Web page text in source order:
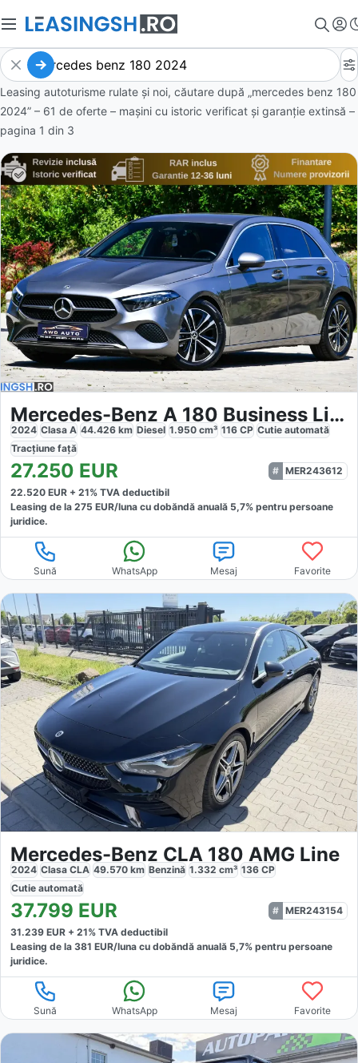
Leasing autoturisme rulate și noi, căutare după „mercedes benz 180
2024” – 61 de oferte – mașini cu istoric verificat și garanție extinsă –
pagina 1 din 3
Mercedes-Benz A 180 Business Line DCT
2024 Clasa A 44.426 km Diesel 1.950 cm³ 116 CP Cutie automată
Tracțiune față
27.250 EUR
MER243612
22.520 EUR + 21% TVA deductibil
Leasing de la 275 EUR/luna cu dobăndă anuală 5,7% pentru persoane
juridice.
Sună WhatsApp Mesaj Favorite
Mercedes-Benz CLA 180 AMG Line
2024 Clasa CLA 49.570 km Benzină 1.332 cm³ 136 CP
Cutie automată
37.799 EUR
MER243154
31.239 EUR + 21% TVA deductibil
Leasing de la 381 EUR/luna cu dobăndă anuală 5,7% pentru persoane
juridice.
Sună WhatsApp Mesaj Favorite